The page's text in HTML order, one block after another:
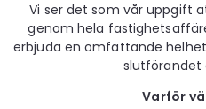
Vi ser det som vår uppgift
genom hela
erbjuda en omfattande
slutförandet
Varför